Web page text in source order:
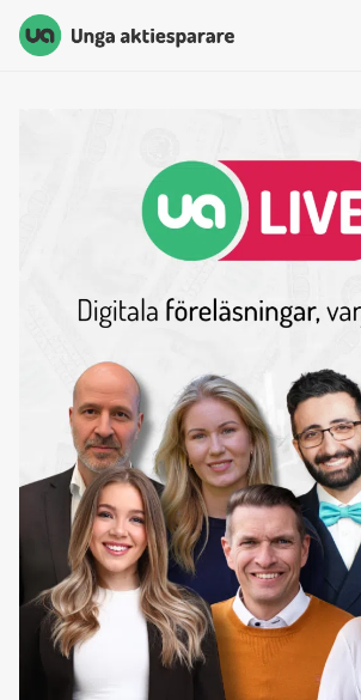
Unga Aktiesparare